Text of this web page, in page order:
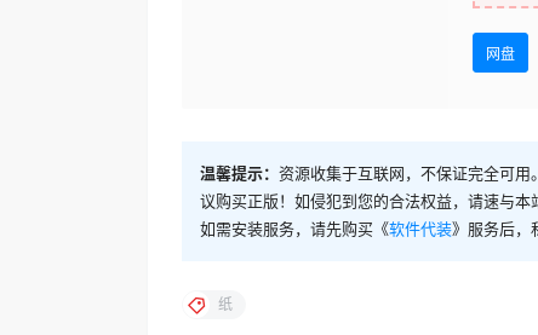
网盘
温馨提示： 资源收集于互联网，不保证完全可
议购买正版！如侵犯到您的合法权益，请速与本
如需安装服务，请先购买《软件代装》服务后，
纸